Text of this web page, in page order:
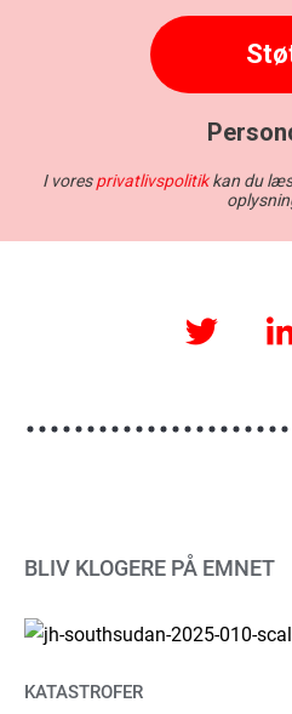
Twitter
BLIV KLOGERE PÅ EMNET
KATASTROFER